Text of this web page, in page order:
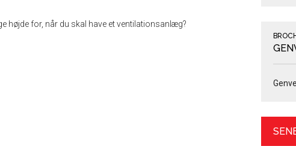
højde for, når du skal have et ventilationsanlæg?